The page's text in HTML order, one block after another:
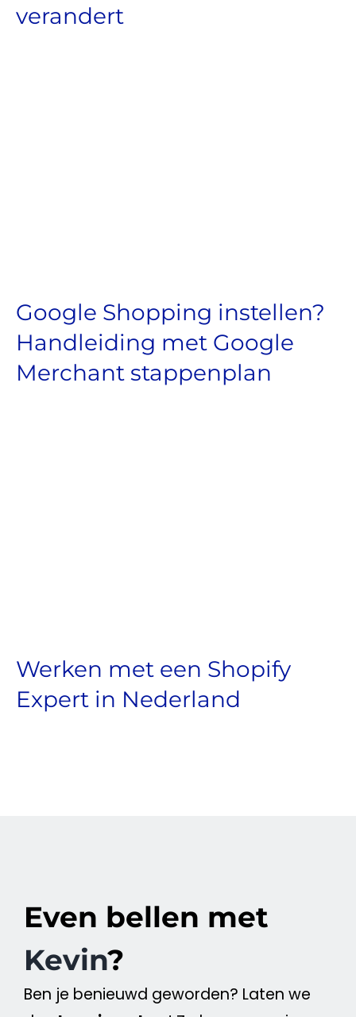
verandert
Google Shopping instellen?
Handleiding met Google
Merchant stappenplan
Werken met een Shopify
Expert in Nederland
Even bellen met
Kevin?
Ben je benieuwd geworden? Laten we